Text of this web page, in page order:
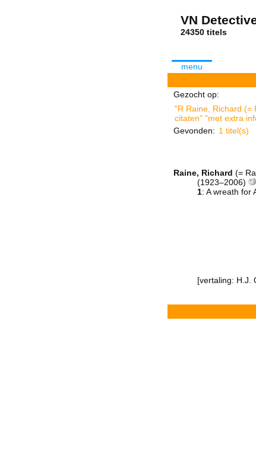
VN
24350
menu
Gezocht op:
"R Raine, Richard (=
citaten" "met extra
Gevonden: 1 titel(s)
Raine, Richard (=
(1923–2006)
1: A wreath for
[vertaling: H.J.